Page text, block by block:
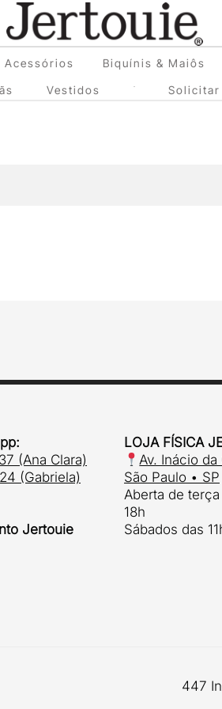
Jertouie
Loja de Roupas Femininas
Acessórios Biquínis & Maiôs
Vestidos Solicitar
(Ana Clara)
(Gabriela)
Jertouie
LOJA FÍSICA
Av. Inácio
São Paulo • SP
Aberta de terça
18h
Sábados das
447